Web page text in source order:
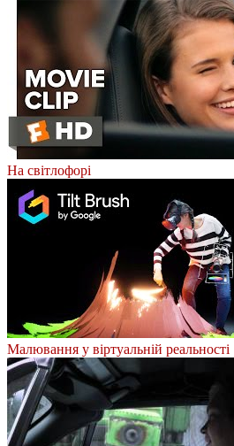
На світлофорі
Малювання у віртуальній реальності